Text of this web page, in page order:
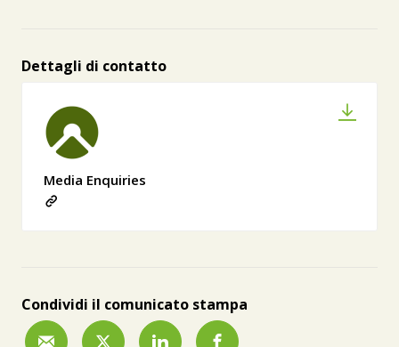
Dettagli di contatto
Media Enquiries
Condividi il comunicato stampa